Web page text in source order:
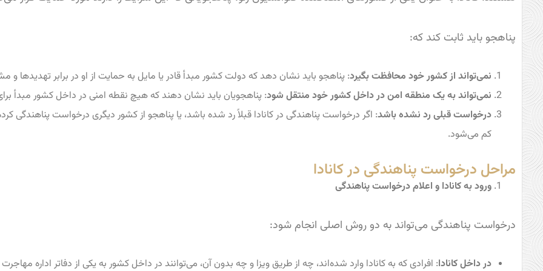
پناهجو باید ثابت کند که:
نمی‌تواند از کشور خود محافظت بگیرد: پناهجو باید نشان دهد که دولت کشور مبدأ قادر یا مایل به حمایت از او در برابر تهدیدها
نمی‌تواند به یک منطقه امن در داخل کشور خود منتقل شود: پناهجویان باید نشان دهند که هیچ نقطه امنی در داخل کشور مبدأ
درخواست قبلی رد نشده باشد: اگر درخواست پناهندگی در کانادا قبلاً رد شده باشد، یا پناهجو از کشور دیگری درخواست
کم می‌شود.
مراحل درخواست پناهندگی در کانادا
ورود به کانادا و اعلام درخواست پناهندگی
درخواست پناهندگی می‌تواند به دو روش اصلی انجام شود:
در داخل کانادا: افرادی که به کانادا وارد شده‌اند، چه از طریق ویزا و چه بدون آن، می‌توانند در داخل کشور به یکی از دفاتر اداره